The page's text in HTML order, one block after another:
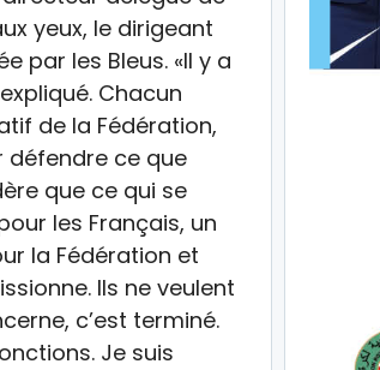
yeux, le dirigeant
par les Bleus. «Il y a
Chacun
de la Fédération,
défendre ce que
que ce qui se
les Français, un
la Fédération et
Ils ne veulent
c’est terminé.
Je suis